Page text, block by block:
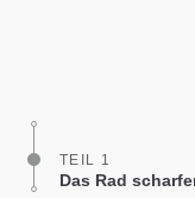
TEIL 1
Das Rad